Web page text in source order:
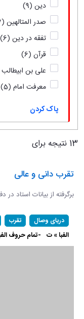
دین (9)
صدر المتالهین (7)
تفقه در دین (6)
قرآن (6)
علی بن ابیطالب
معرفت امام (5)
پاک کردن
13 نتیجه برای
تقرب دانی و عالی
برگرفته از بیانات استاد در
دریای وصال تقرب
الفبا » ت -تمام حروف